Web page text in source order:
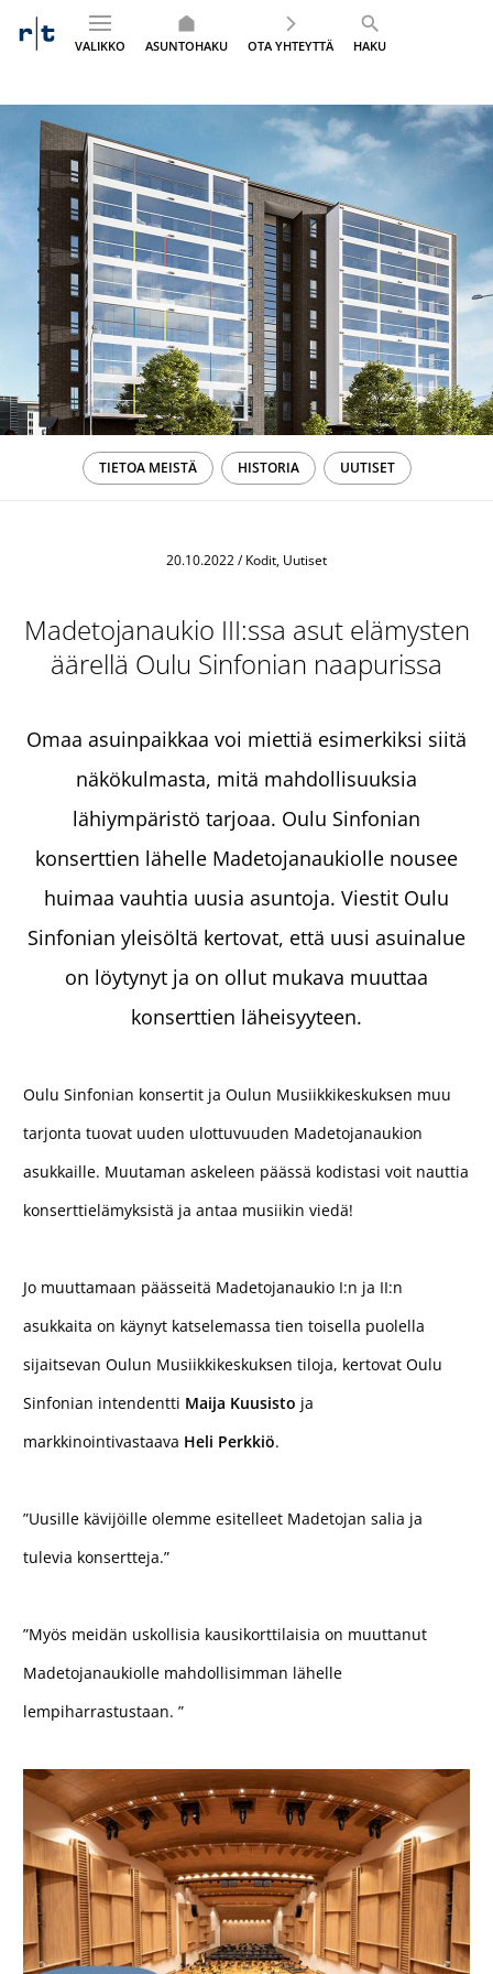
sisältöön
VALIKKO ASUNTOHAKU OTA YHTEYTTÄ HAKU
TIETOA MEISTÄ HISTORIA UUTISET
20.10.2022/Kodit, Uutiset
Madetojanaukio III:ssa asut elämysten
äärellä Oulu Sinfonian naapurissa
Omaa asuinpaikkaa voi miettiä esimerkiksi siitä
näkökulmasta, mitä mahdollisuuksia
lähiympäristö tarjoaa. Oulu Sinfonian
konserttien lähelle Madetojanaukiolle nousee
huimaa vauhtia uusia asuntoja. Viestit Oulu
Sinfonian yleisöltä kertovat, että uusi asuinalue
on löytynyt ja on ollut mukava muuttaa
konserttien läheisyyteen.
Oulu Sinfonian konsertit ja Oulun Musiikkikeskuksen muu
tarjonta tuovat uuden ulottuvuuden Madetojanaukion
asukkaille. Muutaman askeleen päässä kodistasi voit nauttia
konserttielämyksistä ja antaa musiikin viedä!
Jo muuttamaan päässeitä Madetojanaukio I:n ja II:n
asukkaita on käynyt katselemassa tien toisella puolella
sijaitsevan Oulun Musiikkikeskuksen tiloja, kertovat Oulu
Sinfonian intendentti Maija Kuusisto ja
markkinointivastaava Heli Perkkiö.
”Uusille kävijöille olemme esitelleet Madetojan salia ja
tulevia konsertteja.”
”Myös meidän uskollisia kausikorttilaisia on muuttanut
Madetojanaukiolle mahdollisimman lähelle
lempiharrastustaan. ”